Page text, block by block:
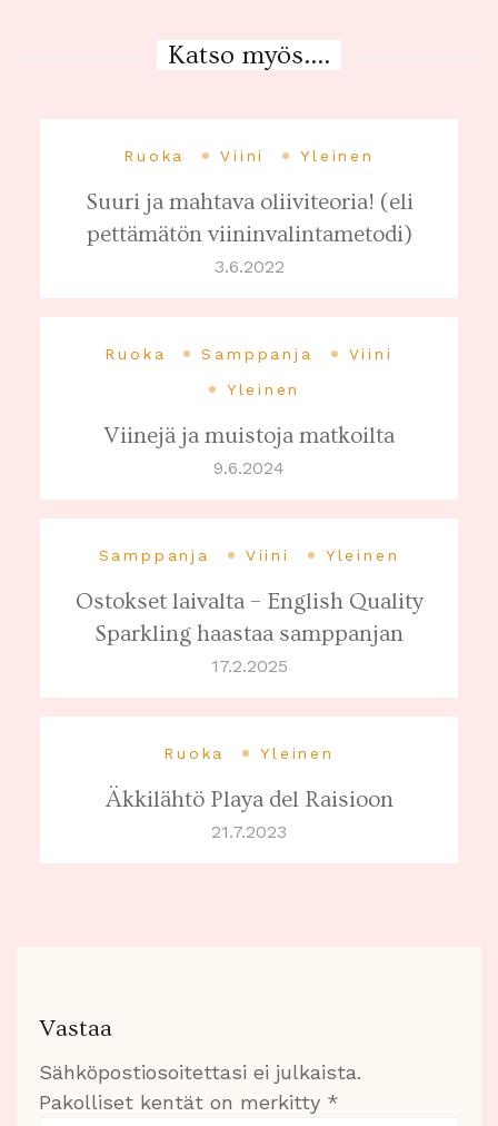
Katso myös....
Ruoka Viini Yleinen
Suuri ja mahtava oliiviteoria! (eli
pettämätön viininvalintametodi)
3.6.2022
Ruoka Samppanja
Viini
Yleinen
Viinejä ja muistoja matkoilta
9.6.2024
Samppanja Viini Yleinen
Ostokset laivalta – English Quality
Sparkling haastaa samppanjan
17.2.2025
Ruoka Yleinen
Äkkilähtö Playa del Raisioon
21.7.2023
Vastaa
Sähköpostiosoitettasi ei julkaista.
Pakolliset kentät on merkitty *